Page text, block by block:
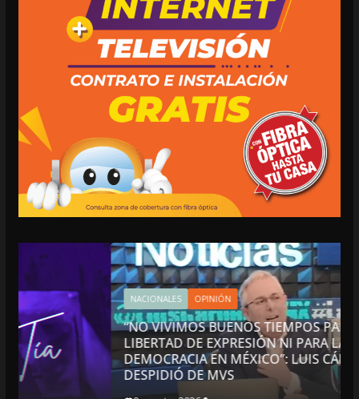
NACIONALES OPINIÓN
“NO VIVIMOS BUENOS TIEMPOS PARA LA
LIBERTAD DE EXPRESIÓN NI PARA LA
DEMOCRACIA EN MÉXICO”: LUIS CÁRDENAS; SE
DESPIDIÓ DE MVS